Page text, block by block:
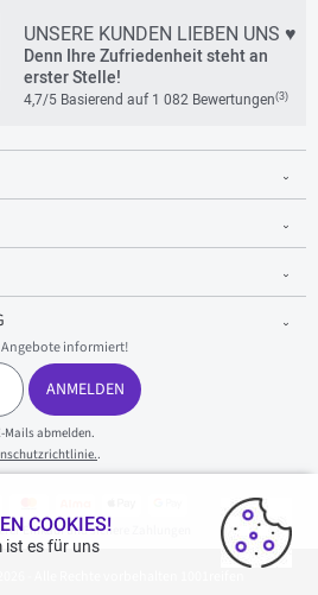
UNSERE KUNDEN LIEBEN UNS ♥
Denn Ihre Zufriedenheit steht an
erster Stelle!
4,7/5 Basierend auf 1 082 Bewertungen(3)
Angebote informiert!
ANMELDEN
Mails abmelden.
.
Einkauf und sichere Zahlungen
- Alle Rechte vorbehalten 1001reifen
COOKIES!
ist es für uns